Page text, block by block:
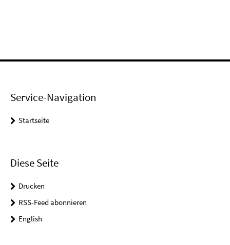
Service-Navigation
Startseite
Diese Seite
Drucken
RSS-Feed abonnieren
English